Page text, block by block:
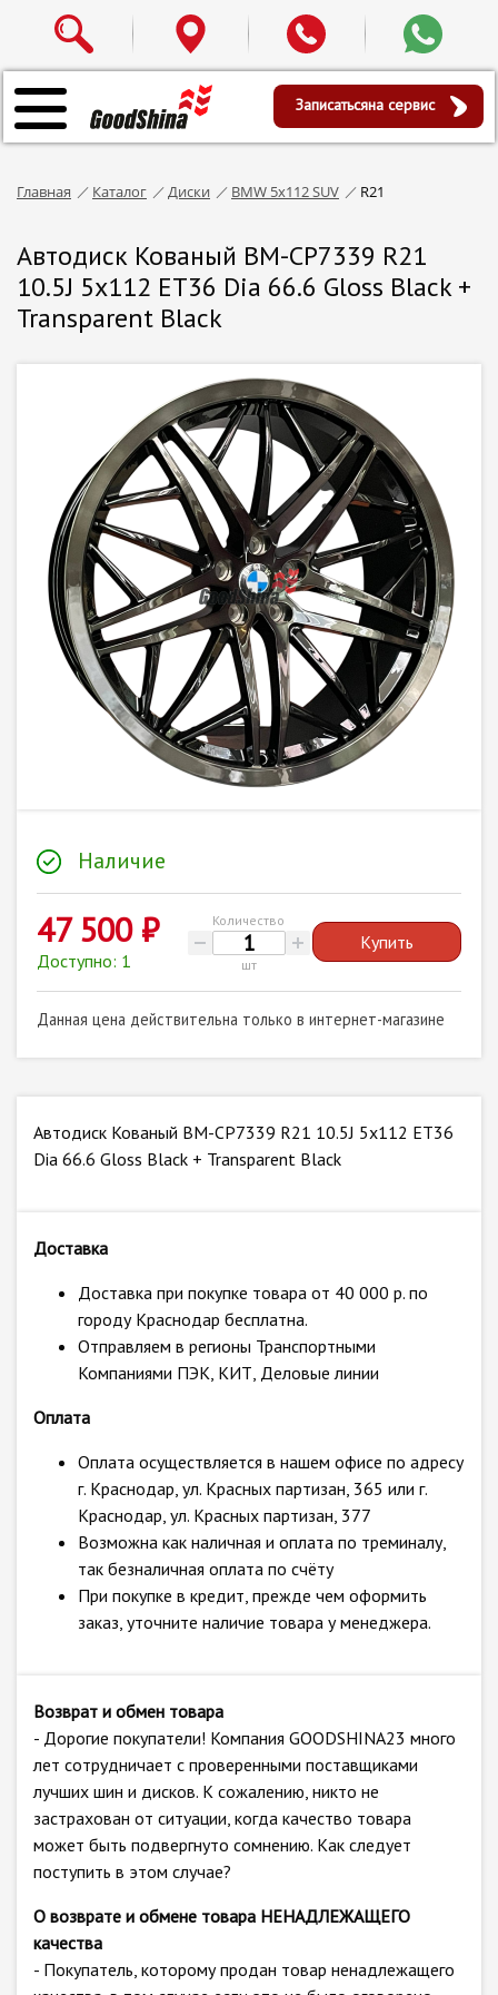
Записатьсяна сервис
Главная Каталог Диски BMW 5x112 SUV R21
Автодиск Кованый BM-CP7339 R21
10.5J 5x112 ET36 Dia 66.6 Gloss Black +
Transparent Black
Наличие
47 500 ₽
Доступно: 1
Количество
шт
Купить
Данная цена действительна только в интернет-магазине
Автодиск Кованый BM-CP7339 R21 10.5J 5x112 ET36
Dia 66.6 Gloss Black + Transparent Black
Доставка
Доставка при покупке товара от 40 000 р. по
городу Краснодар бесплатна.
Отправляем в регионы Транспортными
Компаниями ПЭК, КИТ, Деловые линии
Оплата
Оплата осуществляется в нашем офисе по адресу
г. Краснодар, ул. Красных партизан, 365 или г.
Краснодар, ул. Красных партизан, 377
Возможна как наличная и оплата по треминалу,
так безналичная оплата по счёту
При покупке в кредит, прежде чем оформить
заказ, уточните наличие товара у менеджера.
Возврат и обмен товара
- Дорогие покупатели! Компания GOODSHINA23 много
лет сотрудничает с проверенными поставщиками
лучших шин и дисков. К сожалению, никто не
застрахован от ситуации, когда качество товара
может быть подвергнуто сомнению. Как следует
поступить в этом случае?
О возврате и обмене товара НЕНАДЛЕЖАЩЕГО
качества
- Покупатель, которому продан товар ненадлежащего